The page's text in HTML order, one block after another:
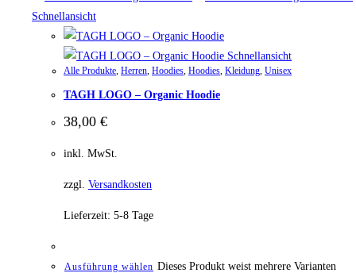
Schnellansicht
Schnellansicht
Alle Produkte, Herren, Hoodies, Hoodies, Kleidung, Unisex
TAGH LOGO – Organic Hoodie
38,00 €
inkl. MwSt.
zzgl. Versandkosten
Lieferzeit: 5-8 Tage
Ausführung wählen Dieses Produkt weist mehrere Varianten